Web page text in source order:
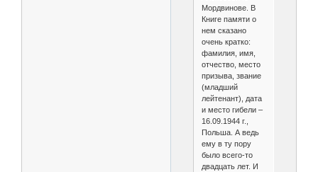
Мордвинове. В
Книге памяти о
нем сказано
очень кратко:
фамилия, имя,
отчество, место
призыва, звание
(младший
лейтенант), дата
и место гибели –
16.09.1944 г.,
Польша. А ведь
ему в ту пору
было всего-то
двадцать лет. И